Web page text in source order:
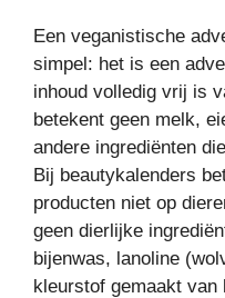
Een veganistische
simpel: het is een
inhoud volledig vrij is
betekent geen melk,
andere ingrediënten
Bij beautykalenders
producten niet op
geen dierlijke
bijenwas, lanoline
kleurstof gemaakt van